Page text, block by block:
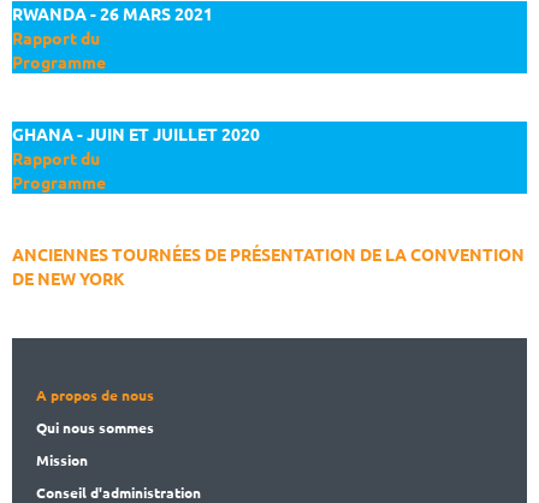
RWANDA - 26 MARS 2021
Rapport du
Programme
GHANA - JUIN ET JUILLET 2020
Rapport du
Programme
ANCIENNES TOURNÉES DE PRÉSENTATION DE LA CONVENTION
DE NEW YORK
A propos de nous
Qui nous sommes
Mission
Conseil d'administration